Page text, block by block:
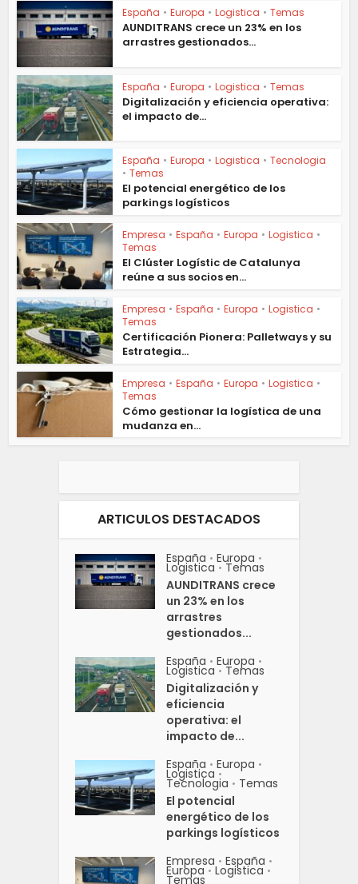
España • Europa • Logistica • Temas
AUNDITRANS crece un 23% en los
arrastres gestionados...
España • Europa • Logistica • Temas
Digitalización y eficiencia operativa:
el impacto de...
España • Europa • Logistica • Tecnologia
• Temas
El potencial energético de los
parkings logísticos
Empresa • España • Europa • Logistica •
Temas
El Clúster Logístic de Catalunya
reúne a sus socios en...
Empresa • España • Europa • Logistica •
Temas
Certificación Pionera: Palletways y su
Estrategia...
Empresa • España • Europa • Logistica •
Temas
Cómo gestionar la logística de una
mudanza en...
ARTICULOS DESTACADOS
España • Europa •
Logistica • Temas
AUNDITRANS crece
un 23% en los
arrastres
gestionados...
España • Europa •
Logistica • Temas
Digitalización y
eficiencia
operativa: el
impacto de...
España • Europa •
Logistica •
Tecnologia • Temas
El potencial
energético de los
parkings logísticos
Empresa • España •
Europa • Logistica •
Temas